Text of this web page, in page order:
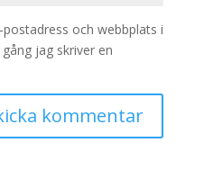
och webbplats i
jag skriver en